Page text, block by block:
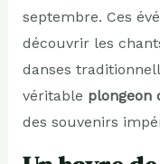
septembre. Ces
découvrir les
danses
véritable plongeon
des souvenirs